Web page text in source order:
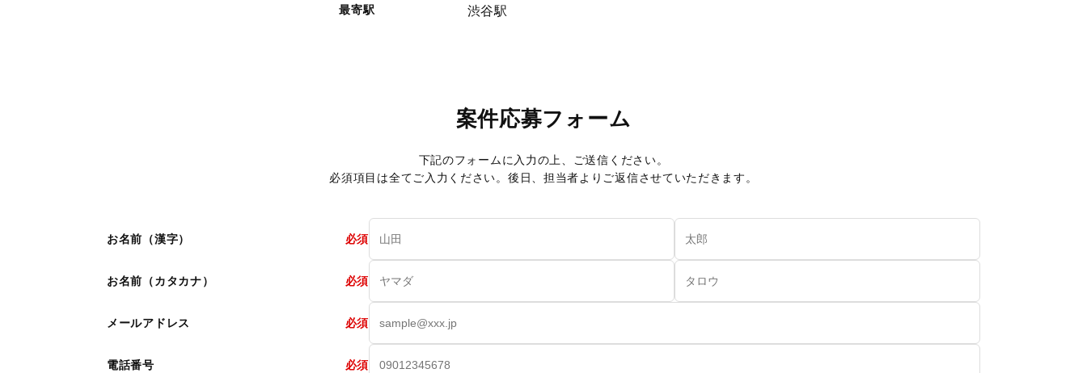
最寄駅 渋谷駅
案件応募フォーム
下記のフォームに入力の上、ご送信ください。
必須項目は全てご入力ください。後日、担当者よりご返信させていただきます。
お名前（漢字） 必須
お名前（カタカナ） 必須
メールアドレス 必須
電話番号 必須